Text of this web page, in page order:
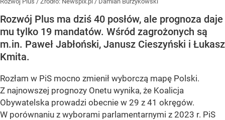
Rozwój Plus ma dziś 40 posłów, ale prognoza daje
mu tylko 19 mandatów. Wśród zagrożonych są
m.in. Paweł Jabłoński, Janusz Cieszyński i Łukasz
Kmita.
Rozłam w PiS mocno zmienił wyborczą mapę Polski.
Z najnowszej prognozy Onetu wynika, że Koalicja
Obywatelska prowadzi obecnie w 29 z 41 okręgów.
W porównaniu z wyborami parlamentarnymi z 2023 r. PiS